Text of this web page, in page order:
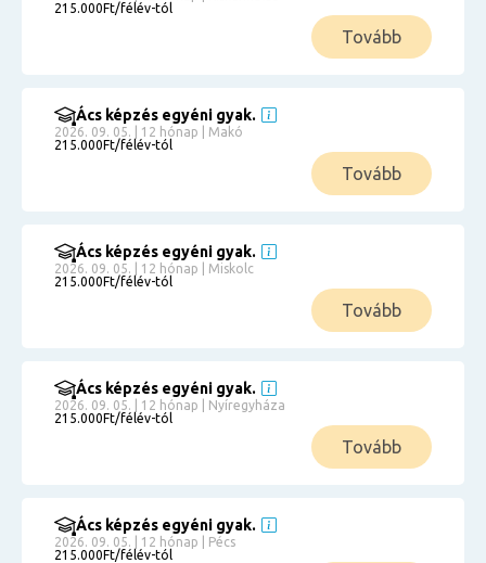
215.000Ft/félév-tól
Tovább
Ács képzés egyéni gyak.
2026. 09. 05. | 12 hónap | Makó
215.000Ft/félév-tól
Tovább
Ács képzés egyéni gyak.
2026. 09. 05. | 12 hónap | Miskolc
215.000Ft/félév-tól
Tovább
Ács képzés egyéni gyak.
2026. 09. 05. | 12 hónap | Nyíregyháza
215.000Ft/félév-tól
Tovább
Ács képzés egyéni gyak.
2026. 09. 05. | 12 hónap | Pécs
215.000Ft/félév-tól